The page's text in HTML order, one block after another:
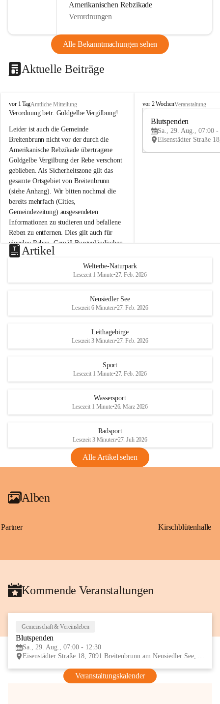
Amerikanischen Rebzikade
Verordnungen
Alle Bekanntmachungen sehen
Aktuelle Beiträge
B
r
i
t
e
n
b
r
u
n
n
a
m
N
e
u
s
d
S
vor 1 TagAmtliche Mitteilung
Verordnung betr. Goldgelbe Vergilbung!
Leider ist auch die Gemeinde
Breitenbrunn nicht vor der durch die
Amerikanische Rebzikade übertragene
Goldgelbe Vergilbung der Rebe verschont
geblieben. Als Sicherheitszone gilt das
gesamte Ortsgebiet von Breitenbrunn
(siehe Anhang). Wir bitten nochmal die
bereits mehrfach (Cities,
Gemeindezeitung) ausgesendeten
Informationen zu studieren und befallene
Reben zu entfernen. Dies gilt auch für
einzelne Reben. Gemäß Burgenländischen
Weinbaugesetz sind nicht gepflegte oder
unzulässige Weingärten zu roden! Bitte
helfen wir zusammen um unsere Winzer
vor den prognostizierten Ernteausfällen
und den daraus folgenden wirtschaftlichen
Maßnahmen zur Bekämpfung
Rebe und der Amerikanischen
Anhang VBl. EU Nr. 18
1 Seite•1,4 MB
VBl. EU Nr. 18_2026
B
e
u
e
d
r
S
vor 2 WochenVeranstaltung
Blutspenden
Sa., 29. Aug., 07:00 -
Artikel
Welterbe-Naturpark
Lesezeit 1 Minute•27. Feb. 2026
Neusiedler See
Lesezeit 6 Minuten•27. Feb. 2026
Leithagebirge
Lesezeit 3 Minuten•27. Feb. 2026
Sport
Lesezeit 1 Minute•27. Feb. 2026
Wassersport
Lesezeit 1 Minute•26. März 2026
Radsport
Lesezeit 3 Minuten•27. Juli 2026
Alle Artikel sehen
Alben
Partner Kirschblütenhalle
Kommende Veranstaltungen
Gemeinschaft & Vereinsleben
Blutspenden
Sa., 29. Aug., 07:00 - 12:30
Eisenstädter Straße 18, 7091 Breitenbrunn am Neusiedler See, AUT
Veranstaltungskalender